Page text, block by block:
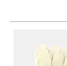
ようこそ ゲスト 様